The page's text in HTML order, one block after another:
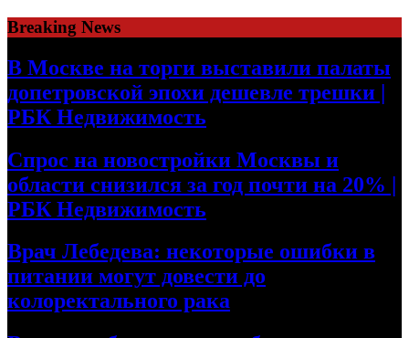
Skip
to
content
Breaking News
В Москве на торги выставили палаты
допетровской эпохи дешевле трешки |
РБК Недвижимость
Спрос на новостройки Москвы и
области снизился за год почти на 20% |
РБК Недвижимость
Врач Лебедева: некоторые ошибки в
питании могут довести до
колоректального рака